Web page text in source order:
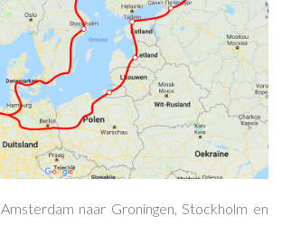
naar Groningen, Stockholm en